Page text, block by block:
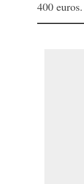
400 euros.